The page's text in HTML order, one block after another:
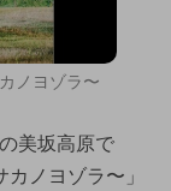
ノヨゾラ〜
美坂高原で
ノヨゾラ〜」